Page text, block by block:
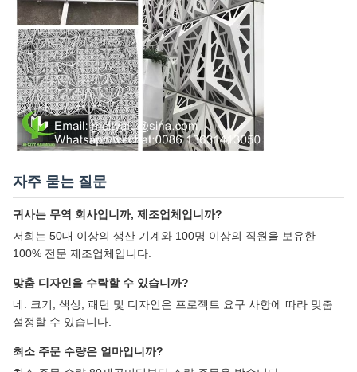
자주 묻는 질문
귀사는 무역 회사입니까, 제조업체입니까?
저희는 50대 이상의 생산 기계와 100명 이상의 직원을 보유한
100% 전문 제조업체입니다.
맞춤 디자인을 수락할 수 있습니까?
네. 크기, 색상, 패턴 및 디자인은 프로젝트 요구 사항에 따라 맞춤
설정할 수 있습니다.
최소 주문 수량은 얼마입니까?